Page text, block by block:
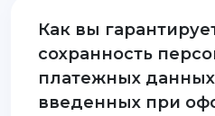
Как вы
сохранность
платежных
введенных при